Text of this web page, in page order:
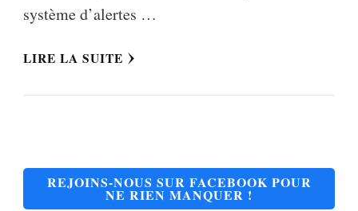
système d’alertes …
LIRE LA SUITE
REJOINS-NOUS SUR FACEBOOK POUR
NE RIEN MANQUER !